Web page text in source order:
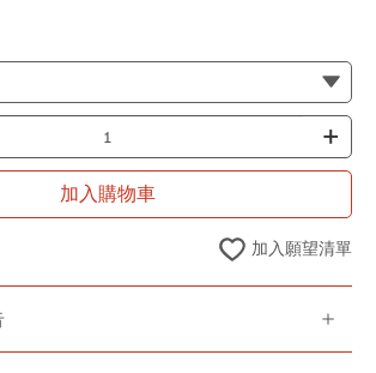
+
加入購物車
加入願望清單